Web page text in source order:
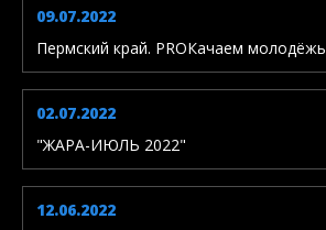
09.07.2022
Пермский край. PROКачаем молодёжь
02.07.2022
"ЖАРА-ИЮЛЬ 2022"
12.06.2022